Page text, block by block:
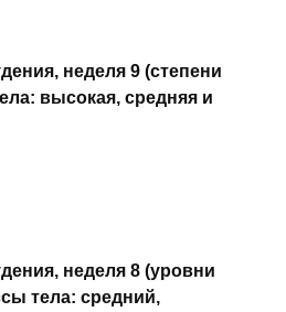
неделя 9 (степени
высокая, средняя и
неделя 8 (уровни
тела: средний,